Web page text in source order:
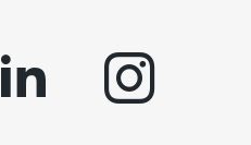
linkedin instagram